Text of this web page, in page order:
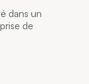
dans un
de